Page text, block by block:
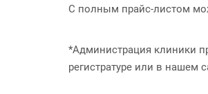
С полным прайс-листом
*Администрация клиники
регистратуре или в нашем